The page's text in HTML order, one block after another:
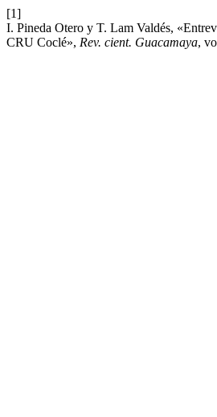
[1]
I. Pineda Otero y T. Lam Valdés,
CRU Coclé», Rev. cient. Guacamaya,